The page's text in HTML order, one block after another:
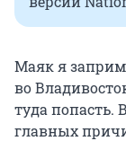
Маяк я
во
туда попасть.
главных